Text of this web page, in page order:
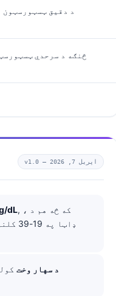
د دقیق ټسټورسټون
v1.0 — اپریل 7, 2026
ng/dL, ، که څه هم د
CDC-معیاري شوې (standardized) ډاټا په 19-39 کلنو روغو نارینه وو کې ملاتړ کوي
د سهار وخت